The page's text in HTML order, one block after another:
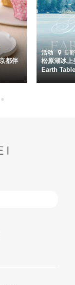
都伴
活动 長
松原湖冰
Earth